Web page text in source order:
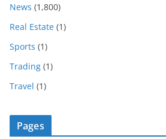
News (1,800)
Real Estate (1)
Sports (1)
Trading (1)
Travel (1)
Pages